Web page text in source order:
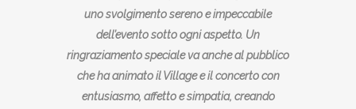
uno svolgimento sereno e impeccabile
dell’evento sotto ogni aspetto. Un
ringraziamento speciale va anche al pubblico
che ha animato il Village e il concerto con
entusiasmo, affetto e simpatia, creando